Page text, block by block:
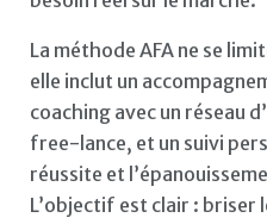
La méthode AFA ne se
elle inclut un
coaching avec un réseau
free-lance, et un suivi
réussite et
L’objectif est clair : briser